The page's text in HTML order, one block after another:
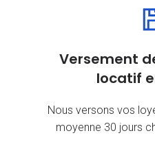
Versement
locatif
Nous versons vos
moyenne 30 jours